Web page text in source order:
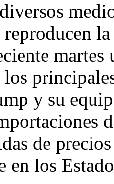
los
y su
de
en los